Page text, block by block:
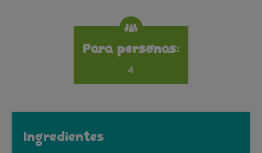
Para personas:
4
Ingredientes